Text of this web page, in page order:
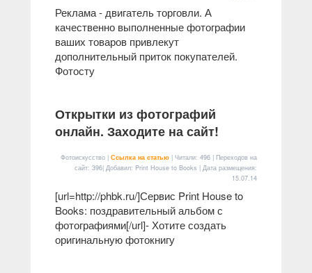
Реклама - двигатель торговли. А
качественно выполненные фотографии
ваших товаров привлекут
дополнительный приток покупателей.
Фотосту
Открытки из фотографий
онлайн. Заходите на сайт!
Фотоискусство | Ссылка на статью | Читали: 496 | Переходов на
сайт: 396| Добавил: Print House to Books | Дата размещения:
15.07.14
[url=http://phbk.ru/]Сервис Print House to
Books: поздравительный альбом с
фотографиями[/url]- Хотите создать
оригинальную фотокнигу